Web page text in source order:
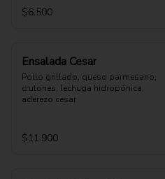
$6.500
Ensalada Cesar
Pollo grillado, queso parmesano,
crutones, lechuga hidropónica,
aderezo cesar
$11.900